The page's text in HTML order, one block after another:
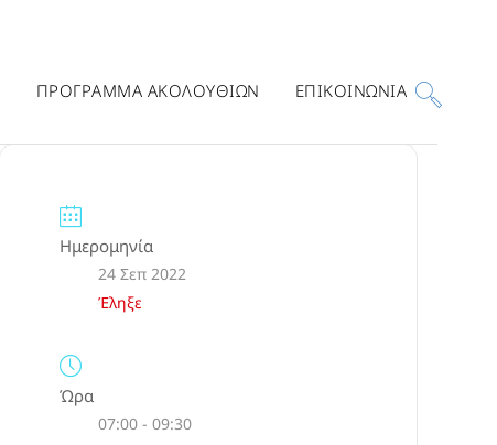
ΠΡΟΓΡΑΜΜΑ ΑΚΟΛΟΥΘΙΩΝ ΕΠΙΚΟΙΝΩΝΙΑ
Ημερομηνία
24 Σεπ 2022
Έληξε
Ώρα
07:00 - 09:30